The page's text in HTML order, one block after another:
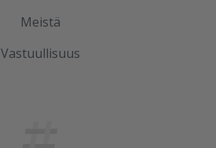
Meistä
Vastuullisuus